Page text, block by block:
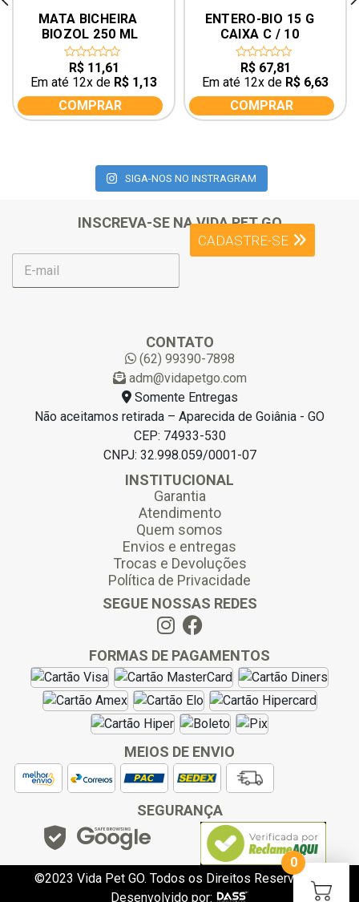
MATA BICHEIRA
BIOZOL 250 ML
out
of
5
R$11,61
Em até 12x de R$ 1,13
COMPRAR
ENTERO-BIO 15 G
CAIXA C / 10
UNIDADES
out
of
5
R$67,81
Em até 12x de R$ 6,63
COMPRAR
SIGA-NOS NO INSTRAGRAM
INSCREVA-SE NA VIDA PET GO
E
m
CADASTRE-SE
CONTATO
(62) 99390-7898
adm@vidapetgo.com
Somente Entregas
Não aceitamos retirada – Aparecida de Goiânia - GO
CEP: 74933-530
CNPJ: 32.998.059/0001-07
INSTITUCIONAL
Garantia
Atendimento
Quem somos
Envios e entregas
Trocas e Devoluções
Política de Privacidade
SEGUE NOSSAS REDES
FORMAS DE PAGAMENTOS
MEIOS DE ENVIO
SEGURANÇA
©2023 Vida Pet GO. Todos os Direitos Reservados.
Desenvolvido por:
0